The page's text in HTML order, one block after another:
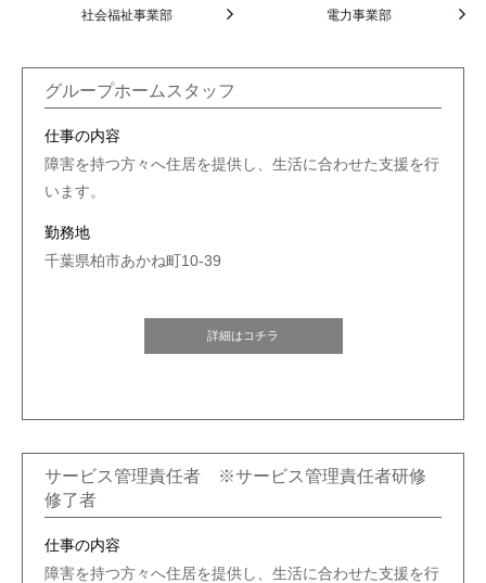
社会福祉事業部 電力事業部
グループホームスタッフ
仕事の内容
障害を持つ方々へ住居を提供し、生活に合わせた支援を行
います。
勤務地
千葉県柏市あかね町10-39
詳細はコチラ
サービス管理責任者 ※サービス管理責任者研修
修了者
仕事の内容
障害を持つ方々へ住居を提供し、生活に合わせた支援を行